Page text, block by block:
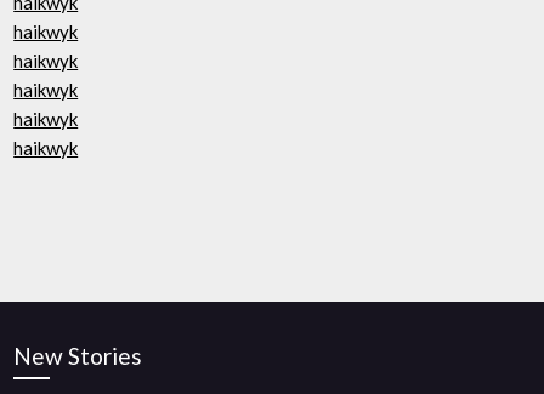
haikwyk
haikwyk
haikwyk
haikwyk
haikwyk
New Stories